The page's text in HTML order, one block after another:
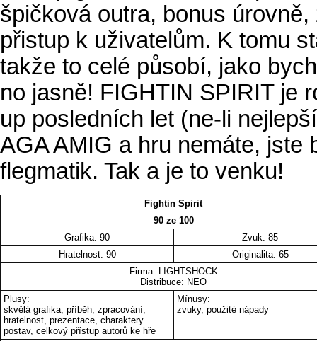
špičková outra, bonus úrovně,
přistup k uživatelům. K tomu
takže to celé působí, jako
no jasně! FIGHTIN SPIRIT je
up posledních let (ne-li
AGA AMIG a hru nemáte,
flegmatik. Tak a je to venku!
Fightin Spirit
90 ze 100
Grafika: 90
Zvuk: 85
Hratelnost: 90
Originalita: 65
Firma: LIGHTSHOCK
Distribuce: NEO
Plusy:
skvělá grafika, příběh, zpracování,
hratelnost, prezentace, charaktery
postav, celkový přístup autorů ke hře
Mínusy:
zvuky, použité nápady